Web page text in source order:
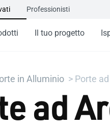
Professionisti
Il tuo progetto
in Alluminio Porte
ad